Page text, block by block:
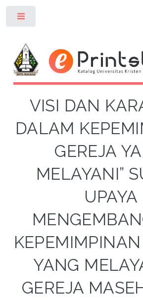
VISI DAN
DALAM
GEREJA
MELAYANI”
UPAYA
YANG
GEREJA